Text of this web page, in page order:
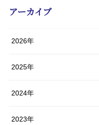
アーカイブ
2026年
2025年
2024年
2023年